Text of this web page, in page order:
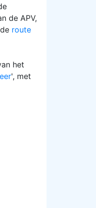
de APV,
route
het
', met